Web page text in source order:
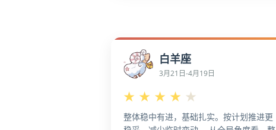
白羊座
3月21日-4月19日
★ ★ ★ ★ ★
整体稳中有进，基础扎实。按计划推进更